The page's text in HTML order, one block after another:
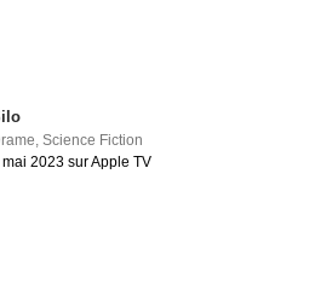
,Science Fiction
mai 2023 sur Apple TV